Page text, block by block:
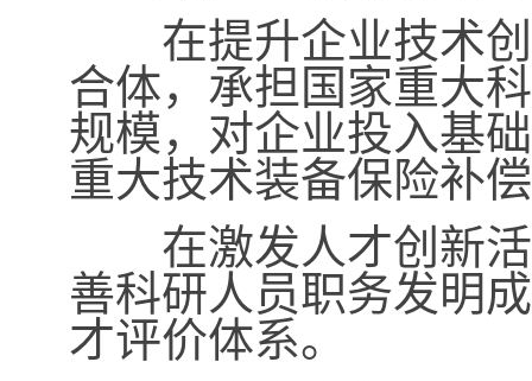
在提升企业技术创
合体，承担国家重大
规模，对企业投入基
重大技术装备保险补
在激发人才创新活
善科研人员职务发明
才评价体系。